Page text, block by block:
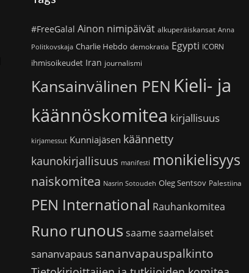
#FreeGalal Ainon nimipäivät alkuperäiskansat Anna
Politkovskaja Charlie Hebdo demokratia Egypti ICORN
ihmisoikeudet Iran journalismi
Kansainvälinen PEN Kieli- ja
käännöskomitea kirjallisuus
kirjamessut Kunniajäsen käännetty
kaunokirjallisuus manifesti monikielisyys
naiskomitea Nasrin Sotoudeh Oleg Sentsov Palestiina
PEN International Rauhankomitea
Runo runoussaamesaamelaiset
sananvapaus sananvapauspalkinto